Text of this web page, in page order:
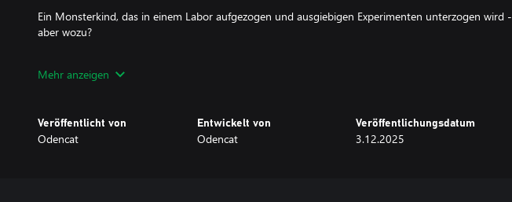
Ein Monsterkind, das in einem Labor aufgezogen und ausgiebigen Experimenten unterzogen wird -
aber wozu?
Kann ein Monster genauso menschlich sein wie ein Mensch?
Mehr anzeigen
Veröffentlicht von
Odencat
Entwickelt von
Odencat
Veröffentlichungsdatum
3.12.2025